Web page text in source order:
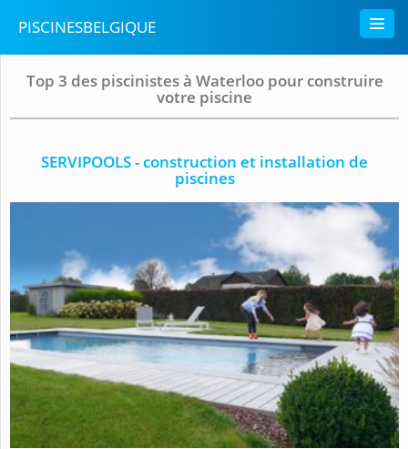
PISCINESBELGIQUE
Top 3 des piscinistes à Waterloo pour construire
votre piscine
SERVIPOOLS - construction et installation de
piscines